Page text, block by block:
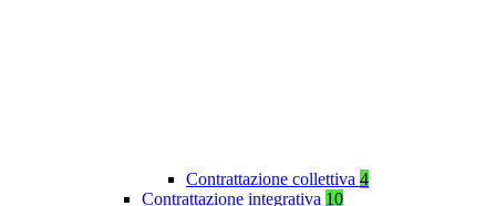
Contrattazione collettiva 4
Contrattazione integrativa 10